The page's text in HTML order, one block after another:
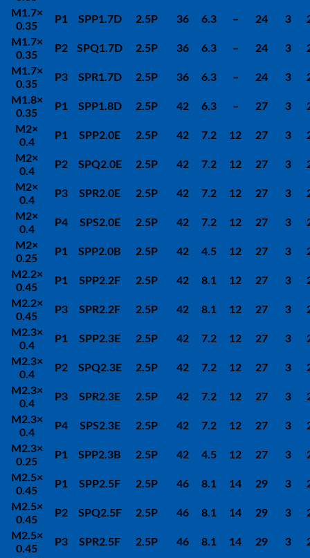
M1.7×
0.35
P1 SPP1.7D 2.5P 36 6.3 – 24 3
M1.7×
0.35
P2 SPQ1.7D 2.5P 36 6.3 – 24 3
M1.7×
0.35
P3 SPR1.7D 2.5P 36 6.3 – 24 3
M1.8×
0.35
P1 SPP1.8D 2.5P 42 6.3 – 27 3
M2×
0.4
P1 SPP2.0E 2.5P 42 7.2 12 27 3
M2×
0.4
P2 SPQ2.0E 2.5P 42 7.2 12 27 3
M2×
0.4
P3 SPR2.0E 2.5P 42 7.2 12 27 3
M2×
0.4
P4 SPS2.0E 2.5P 42 7.2 12 27 3
M2×
0.25
P1 SPP2.0B 2.5P 42 4.5 12 27 3
M2.2×
0.45
P1 SPP2.2F 2.5P 42 8.1 12 27 3
M2.2×
0.45
P3 SPR2.2F 2.5P 42 8.1 12 27 3
M2.3×
0.4
P1 SPP2.3E 2.5P 42 7.2 12 27 3
M2.3×
0.4
P2 SPQ2.3E 2.5P 42 7.2 12 27 3
M2.3×
0.4
P3 SPR2.3E 2.5P 42 7.2 12 27 3
M2.3×
0.4
P4 SPS2.3E 2.5P 42 7.2 12 27 3
M2.3×
0.25
P1 SPP2.3B 2.5P 42 4.5 12 27 3
M2.5×
0.45
P1 SPP2.5F 2.5P 46 8.1 14 29 3
M2.5×
0.45
P2 SPQ2.5F 2.5P 46 8.1 14 29 3
M2.5×
0.45
P3 SPR2.5F 2.5P 46 8.1 14 29 3